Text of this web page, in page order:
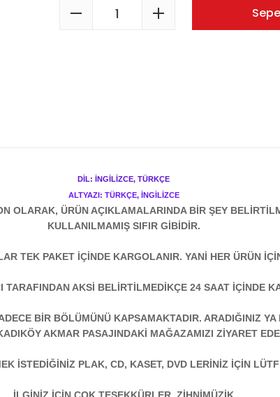
DİL: İNGİLİZCE, TÜRKÇE
ALTYAZI: TÜRKÇE, İNGİLİZCE
OLARAK, ÜRÜN AÇIKLAMALARINDA BİR ŞEY
KULLANILMAMIŞ SIFIR GİBİDİR.
TEK PAKET İÇİNDE KARGOLANIR. YANİ HER ÜRÜN
TARAFINDAN AKSİ BELİRTİLMEDİKÇE 24 SAAT İÇİNDE
BİR BÖLÜMÜNÜ KAPSAMAKTADIR. ARADIĞINIZ
AKMAR PASAJINDAKİ MAĞAZAMIZI ZİYARET
İSTEDİĞİNİZ PLAK, CD, KASET, DVD LERİNİZ İÇİN